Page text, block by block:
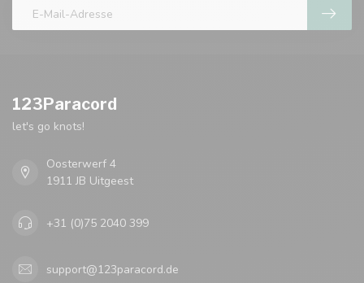
123Paracord
let's go knots!
Oosterwerf 4
1911 JB Uitgeest
+31 (0)75 2040 399
support@123paracord.de